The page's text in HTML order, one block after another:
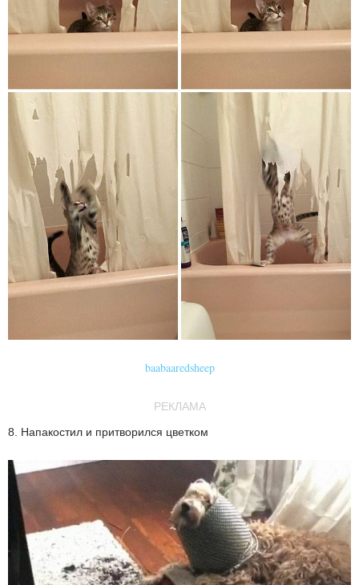
baabaaredsheep
РЕКЛАМА
8. Напакостил и притворился цветком